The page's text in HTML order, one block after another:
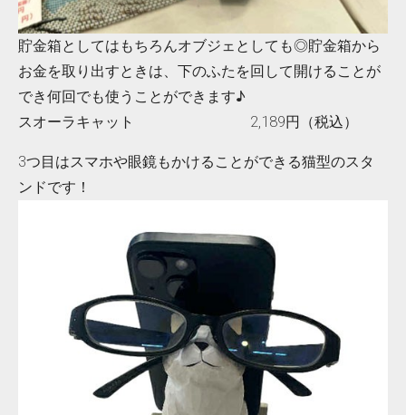
貯金箱としてはもちろんオブジェとしても◎貯金箱から
お金を取り出すときは、下のふたを回して開けることが
でき何回でも使うことができます♪
スオーラキャット 2,189円（税込）
3つ目はスマホや眼鏡もかけることができる猫型のスタ
ンドです！